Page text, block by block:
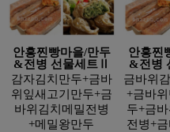
안흥찐빵마을/만두
&전병 선물세트Ⅱ
감자김치만두+금바
위잎새고기만두+금
바위김치메밀전병
+메밀왕만두
안흥찐
&전병
금바위
+금바
두+금
전병+금